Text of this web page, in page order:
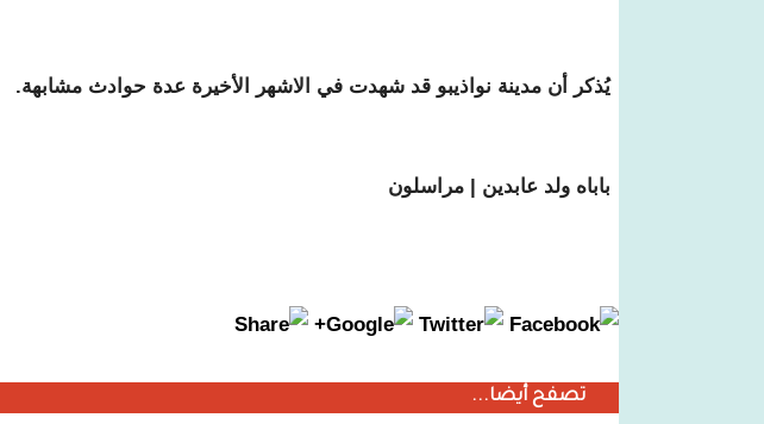
يُذكر أن مدينة نواذيبو قد شهدت في الاشهر الأخيرة عدة حوادث مشابهة.
باباه ولد عابدين | مراسلون
تصفح أيضا...